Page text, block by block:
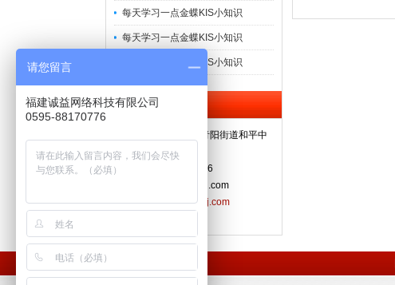
每天学习一点金蝶KIS小知识
每天学习一点金蝶KIS小知识
每天学习一点金蝶KIS小知识
联系我们 Contact
地址：福建省晋江市青阳街道和平中
路同心大厦7楼A单元
电话：0595-88170776
邮件：79982301@qq.com
网站：http://www.fjcyrj.com
请您留言
福建诚益网络科技有限公司
0595-88170776